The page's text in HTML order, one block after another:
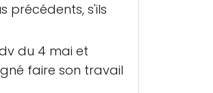
précédents, s'ils
du 4 mai et
faire son travail